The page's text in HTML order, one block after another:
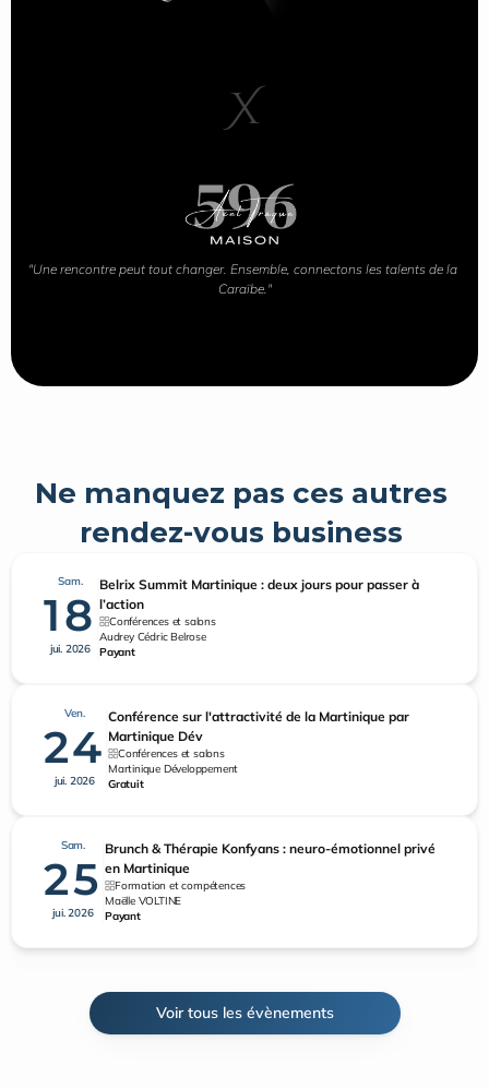
X
"Une rencontre peut tout changer. Ensemble, connectons les talents de la
Caraïbe."
Ne manquez pas ces autres
rendez-vous business
Voir tous les évènements
Sam.
18
jui. 2026
Belrix Summit Martinique : deux jours pour passer à
l’action
Conférences et salons
Audrey Cédric Belrose
Payant
Ven.
24
jui. 2026
Conférence sur l'attractivité de la Martinique par
Martinique Dév
Conférences et salons
Martinique Développement
Gratuit
Sam.
25
jui. 2026
Brunch & Thérapie Konfyans : neuro-émotionnel privé
en Martinique
Formation et compétences
Maëlle VOLTINE
Payant